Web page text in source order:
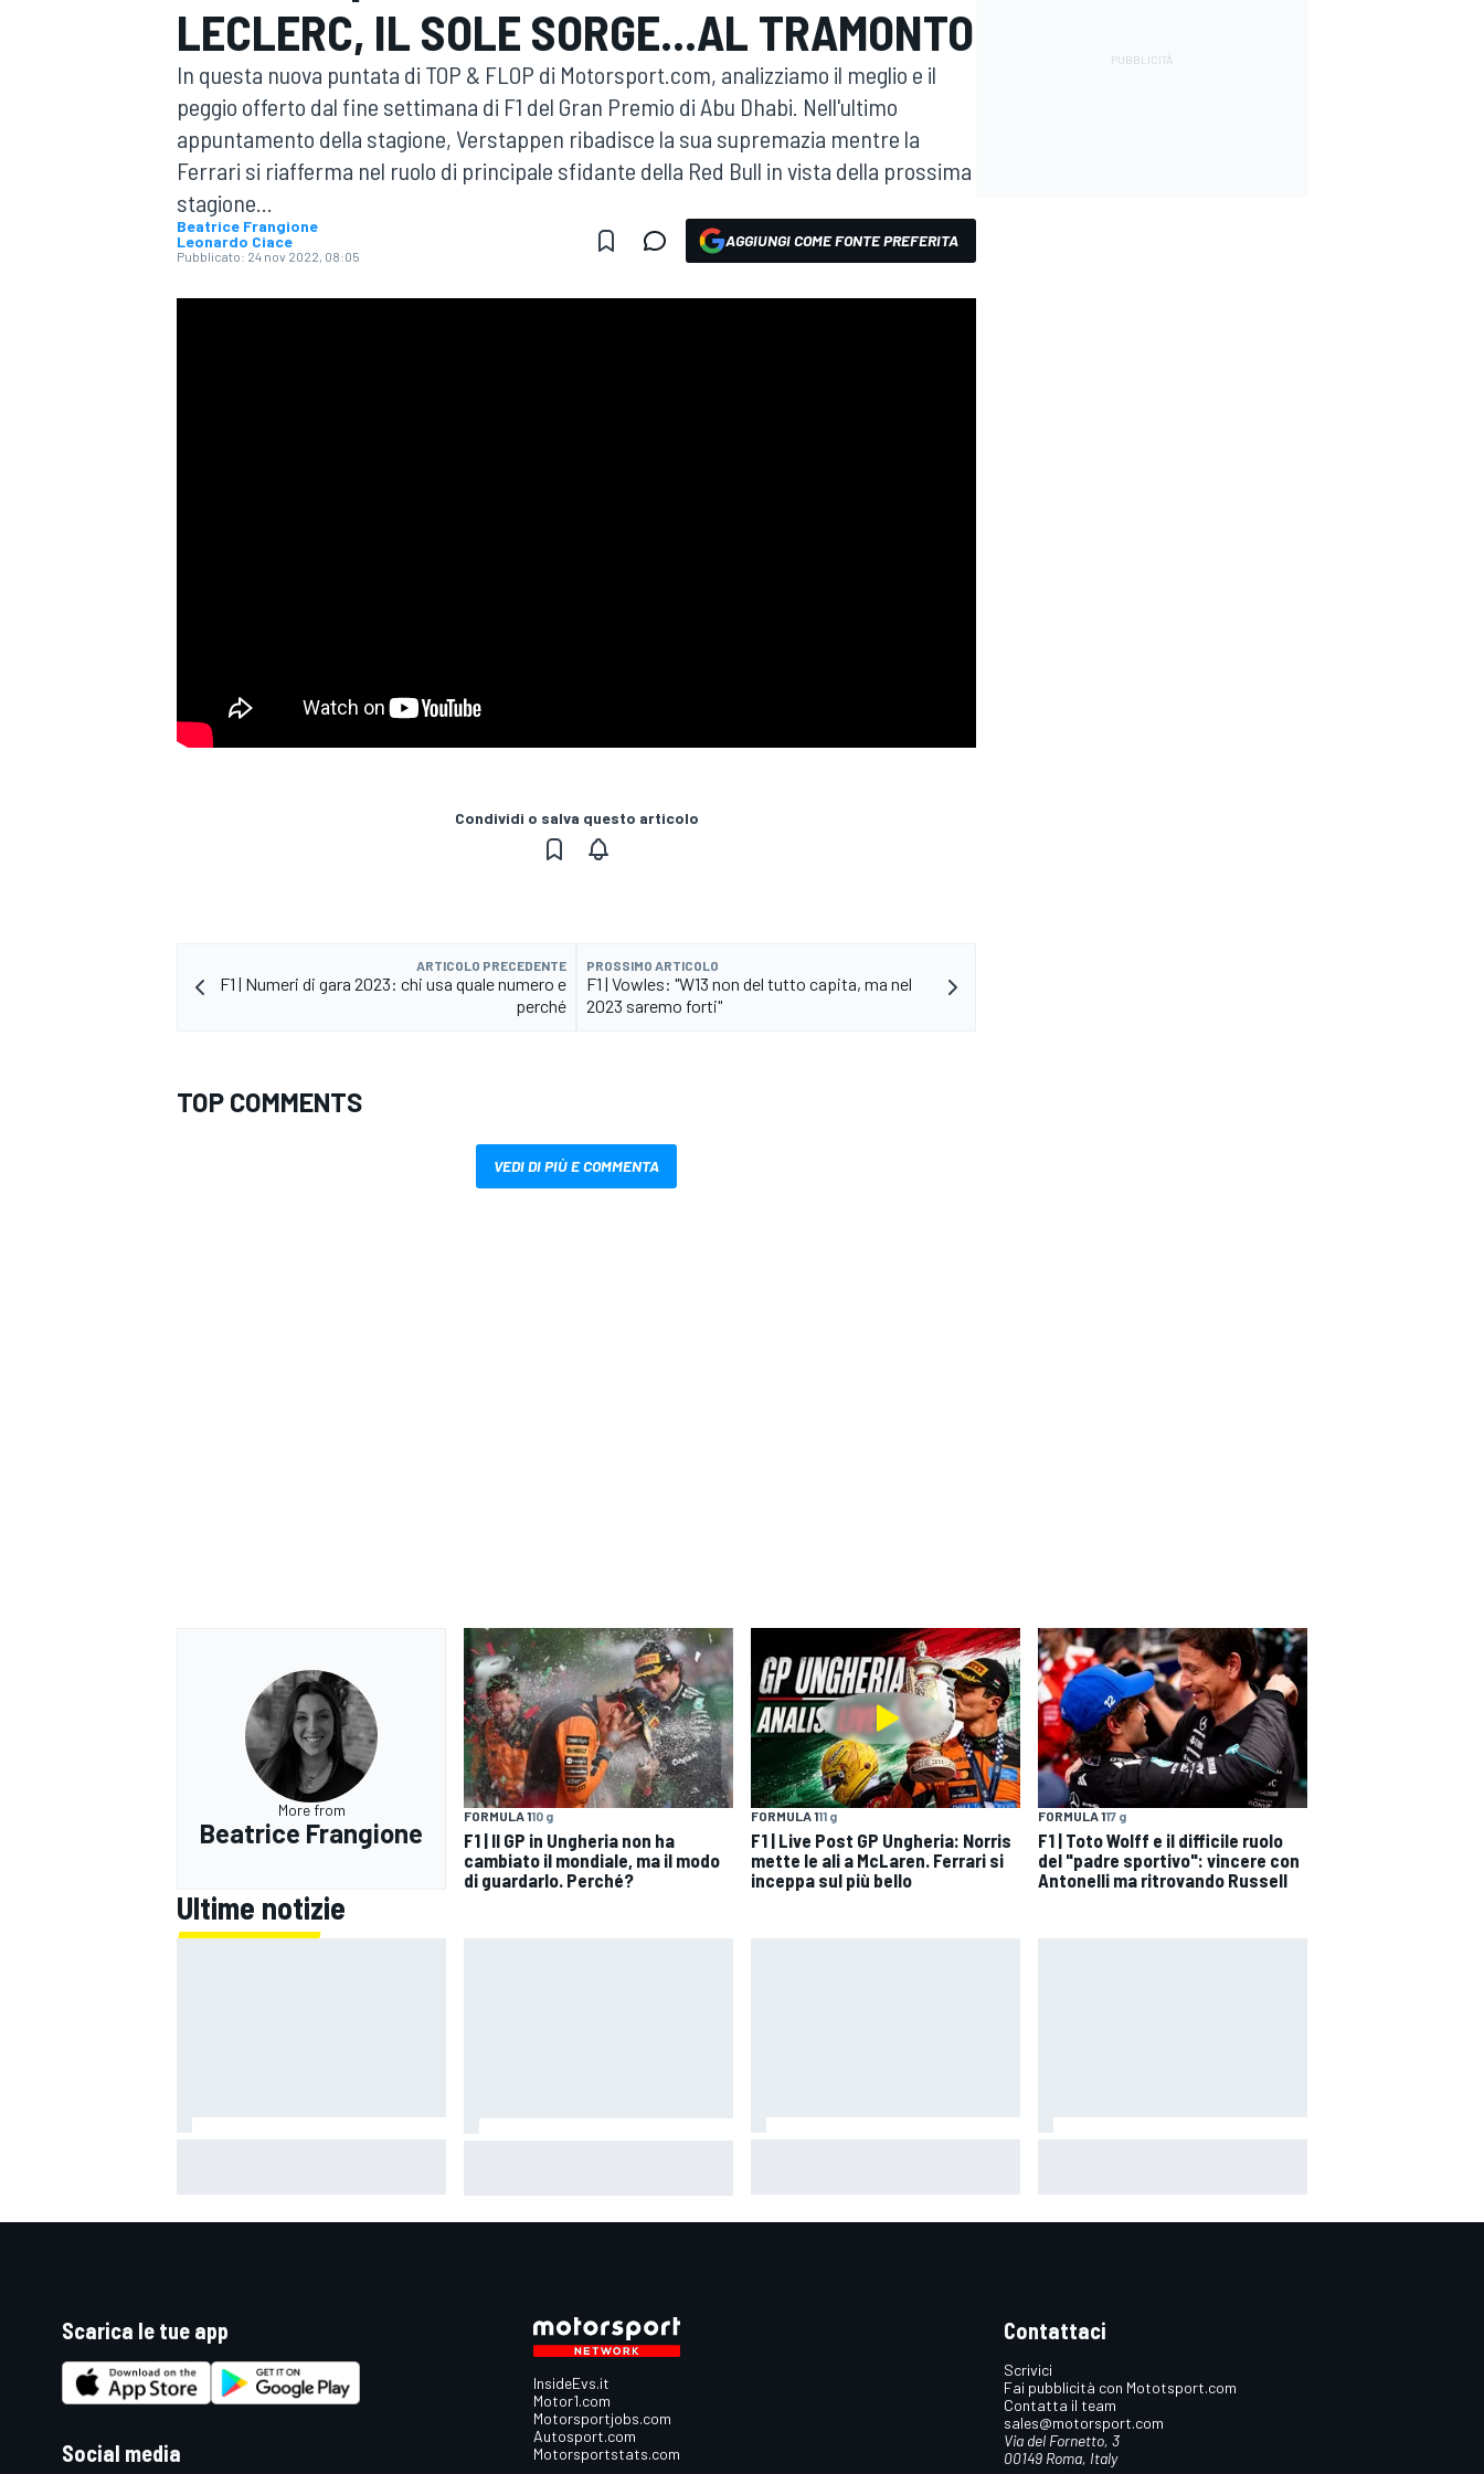
MOTOGP WEC
MONOMARCA
LECLERC, IL SOLE SORGE...AL TRAMONTO
In questa nuova puntata di TOP & FLOP di Motorsport.com, analizziamo il meglio e il
peggio offerto dal fine settimana di F1 del Gran Premio di Abu Dhabi. Nell'ultimo
appuntamento della stagione, Verstappen ribadisce la sua supremazia mentre la
Ferrari si riafferma nel ruolo di principale sfidante della Red Bull in vista della prossima
stagione...
Beatrice Frangione
Leonardo Ciace
Pubblicato: 24 nov 2022, 08:05
AGGIUNGI COME FONTE PREFERITA
Condividi o salva questo articolo
ARTICOLO PRECEDENTE
F1 | Numeri di gara 2023: chi usa quale numero e
perché
PROSSIMO ARTICOLO
F1 | Vowles: "W13 non del tutto capita, ma nel
2023 saremo forti"
TOP COMMENTS
VEDI DI PIÙ E COMMENTA
More from
Beatrice Frangione
FORMULA 110 g
F1 | Il GP in Ungheria non ha
cambiato il mondiale, ma il modo
di guardarlo. Perché?
FORMULA 111 g
F1 | Live Post GP Ungheria: Norris
mette le ali a McLaren. Ferrari si
inceppa sul più bello
FORMULA 117 g
F1 | Toto Wolff e il difficile ruolo
del "padre sportivo": vincere con
Antonelli ma ritrovando Russell
Ultime notizie
Scarica le tue app
Social media
InsideEvs.it
Motor1.com
Motorsportjobs.com
Autosport.com
Motorsportstats.com
Contattaci
Scrivici
Fai pubblicità con Mototsport.com
Contatta il team
sales@motorsport.com
Via del Fornetto, 3
00149 Roma, Italy